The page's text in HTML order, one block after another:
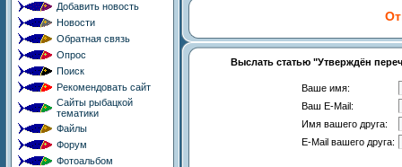
Добавить новость
Новости
Обратная связь
Опрос
Поиск
Рекомендовать сайт
Сайты рыбацкой
тематики
Файлы
Форум
Фотоальбом
Выслать статью "Утверждён
Ваше имя:
Ваш E-Mail:
Имя вашего друга:
E-Mail вашего друга: